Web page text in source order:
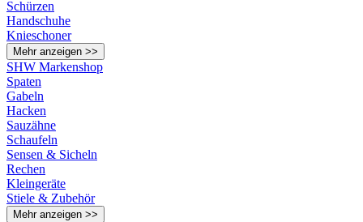
Schürzen
Handschuhe
Knieschoner
Mehr anzeigen >>
SHW Markenshop
Spaten
Gabeln
Hacken
Sauzähne
Schaufeln
Sensen & Sicheln
Rechen
Kleingeräte
Stiele & Zubehör
Mehr anzeigen >>